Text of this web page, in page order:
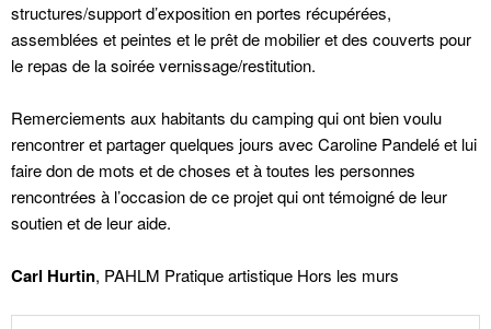
structures/support d’exposition en portes récupérées,
assemblées et peintes et le prêt de mobilier et des couverts pour
le repas de la soirée vernissage/restitution.
Remerciements aux habitants du camping qui ont bien voulu
rencontrer et partager quelques jours avec Caroline Pandelé et lui
faire don de mots et de choses et à toutes les personnes
rencontrées à l’occasion de ce projet qui ont témoigné de leur
soutien et de leur aide.
Carl Hurtin, PAHLM Pratique artistique Hors les murs